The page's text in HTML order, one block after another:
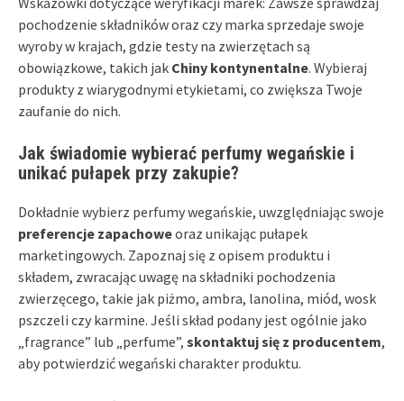
pochodzenie składników oraz czy marka sprzedaje swoje
wyroby w krajach, gdzie testy na zwierzętach są
obowiązkowe, takich jak Chiny kontynentalne. Wybieraj
produkty z wiarygodnymi etykietami, co zwiększa Twoje
zaufanie do nich.
Jak świadomie wybierać perfumy wegańskie i
unikać pułapek przy zakupie?
Dokładnie wybierz perfumy wegańskie, uwzględniając swoje
preferencje zapachoweoraz unikając pułapek
marketingowych. Zapoznaj się z opisem produktu i
składem, zwracając uwagę na składniki pochodzenia
zwierzęcego, takie jak piżmo, ambra, lanolina, miód, wosk
pszczeli czy karmine. Jeśli skład podany jest ogólnie jako
„fragrance” lub „perfume”, skontaktuj się z producentem,
aby potwierdzić wegański charakter produktu.